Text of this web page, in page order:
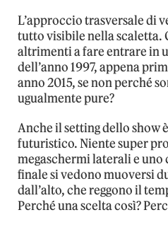
L’approccio trasversale di
tutto visibile nella scaletta.
altrimenti a fare entrare in
dell’anno 1997, appena
anno 2015, se non perché
ugualmente pure?
Anche il setting dello show
futuristico. Niente super
megaschermi laterali e uno
finale si vedono muoversi
dall’alto, che reggono il
Perché una scelta così?